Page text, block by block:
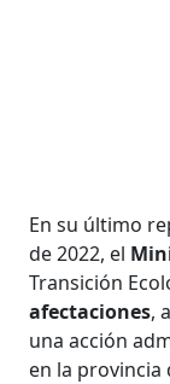
En su último
de 2022, el
Transición
afectaciones,
una acción
en la provincia